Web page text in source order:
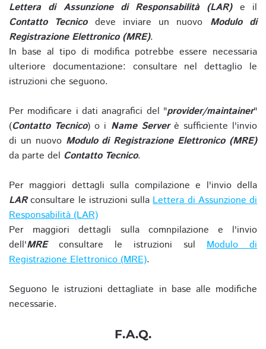
Lettera di Assunzione di Responsabilità (LAR)e il
Contatto Tecnicodeve inviare un nuovo Modulo di
Registrazione Elettronico (MRE).
In base al tipo di modifica potrebbe essere necessaria
ulteriore documentazione: consultare nel dettaglio le
istruzioni che seguono.
Per modificare i dati anagrafici del "provider/maintainer"
(Contatto Tecnico) o i Name Serverè sufficiente l'invio
di un nuovo Modulo di Registrazione Elettronico (MRE)
da parte del Contatto Tecnico.
Per maggiori dettagli sulla compilazione e l'invio della
LARconsultare le istruzioni sullaLettera di Assunzione di
Responsabilità (LAR)
Per maggiori dettagli sulla comnpilazione e l'invio
dell'MREconsultare le istruzioni sul Modulo di
Registrazione Elettronico (MRE).
Seguono le istruzioni dettagliate in base alle modifiche
necessarie.
F.A.Q.